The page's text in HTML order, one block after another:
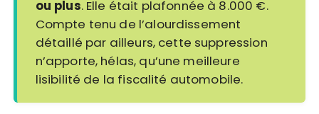
ou plus. Elle était plafonnée à 8.000 €.
Compte tenu de l’alourdissement
détaillé par ailleurs, cette suppression
n’apporte, hélas, qu’une meilleure
lisibilité de la fiscalité automobile.